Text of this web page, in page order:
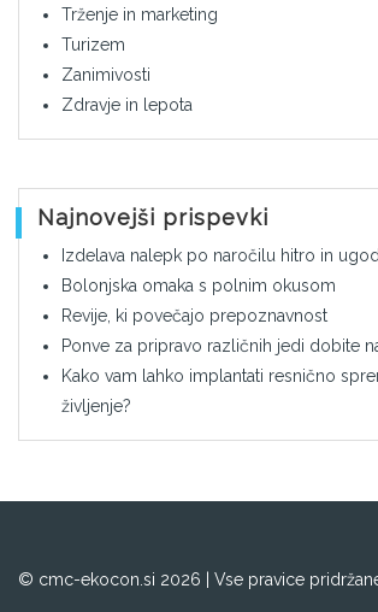
Trženje in marketing
Turizem
Zanimivosti
Zdravje in lepota
Najnovejši prispevki
Izdelava nalepk po naročilu hitro in
Bolonjska omaka s polnim okusom
Revije, ki povečajo prepoznavnost
Ponve za pripravo različnih jedi dobite
Kako vam lahko implantati resnično
življenje?
© cmc-ekocon.si 2026 | Vse pravice